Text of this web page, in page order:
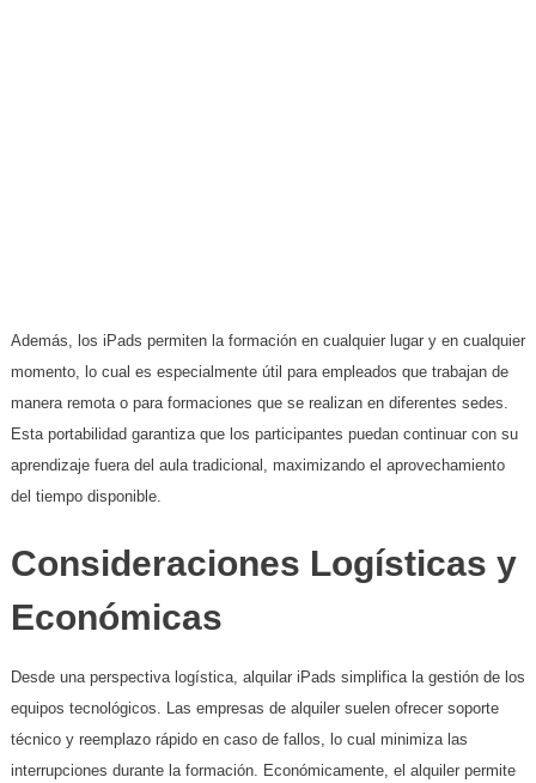
Además, los iPads permiten la formación en cualquier lugar y en cualquier
momento, lo cual es especialmente útil para empleados que trabajan de
manera remota o para formaciones que se realizan en diferentes sedes.
Esta portabilidad garantiza que los participantes puedan continuar con su
aprendizaje fuera del aula tradicional, maximizando el aprovechamiento
del tiempo disponible.
Consideraciones Logísticas y
Económicas
Desde una perspectiva logística, alquilar iPads simplifica la gestión de los
equipos tecnológicos. Las empresas de alquiler suelen ofrecer soporte
técnico y reemplazo rápido en caso de fallos, lo cual minimiza las
interrupciones durante la formación. Económicamente, el alquiler permite